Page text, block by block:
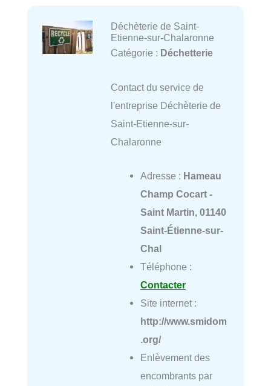
Déchèterie de Saint-
Etienne-sur-Chalaronne
Catégorie : Déchetterie
Contact du service de
l'entreprise Déchèterie de
Saint-Etienne-sur-
Chalaronne
Adresse : Hameau
Champ Cocart -
Saint Martin, 01140
Saint-Étienne-sur-
Chal
Téléphone :
Contacter
Site internet :
http://www.smidom
.org/
Enlèvement des
encombrants par